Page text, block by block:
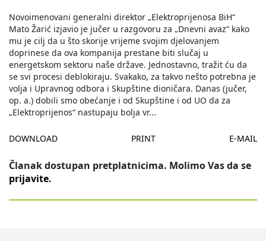
Novoimenovani generalni direktor „Elektroprijenosa BiH“
Mato Žarić izjavio je jučer u razgovoru za „Dnevni avaz“ kako
mu je cilj da u što skorije vrijeme svojim djelovanjem
doprinese da ova kompanija prestane biti slučaj u
energetskom sektoru naše države. Jednostavno, tražit ću da
se svi procesi deblokiraju. Svakako, za takvo nešto potrebna je
volja i Upravnog odbora i Skupštine dioničara. Danas (jučer,
op. a.) dobili smo obećanje i od Skupštine i od UO da za
„Elektroprijenos“ nastupaju bolja vr...
DOWNLOAD PRINT E-MAIL
Članak dostupan pretplatnicima. Molimo Vas da se
prijavite.